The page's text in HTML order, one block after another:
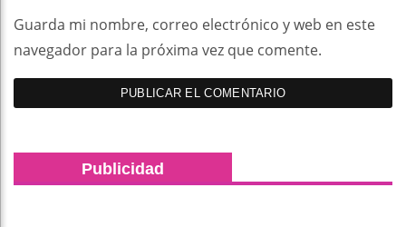
Guarda mi nombre, correo electrónico y web en este
navegador para la próxima vez que comente.
Publicidad